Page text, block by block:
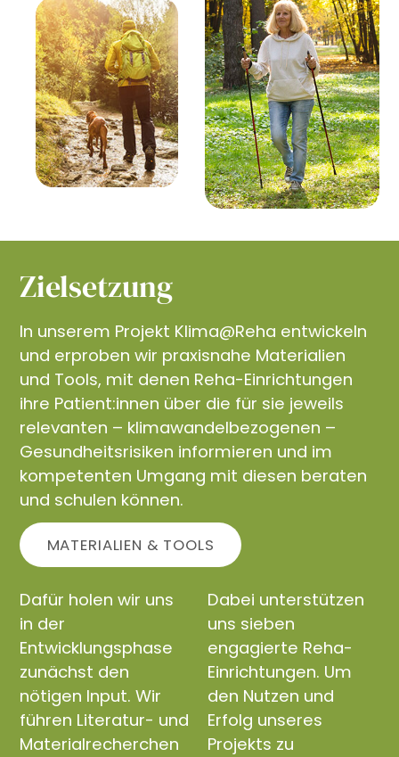
Zielsetzung
In unserem Projekt Klima@Reha entwickeln
und erproben wir praxisnahe Materialien
und Tools, mit denen Reha-Einrichtungen
ihre Patient:innen über die für sie jeweils
relevanten – klimawandelbezogenen –
Gesundheitsrisiken informieren und im
kompetenten Umgang mit diesen beraten
und schulen können.
MATERIALIEN & TOOLS
Dafür holen wir uns
in der
Entwicklungsphase
zunächst den
nötigen Input. Wir
führen Literatur- und
Materialrecherchen
Dabei unterstützen
uns sieben
engagierte Reha-
Einrichtungen. Um
den Nutzen und
Erfolg unseres
Projekts zu